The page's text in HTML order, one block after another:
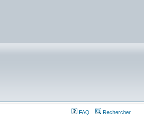
FAQ Rechercher